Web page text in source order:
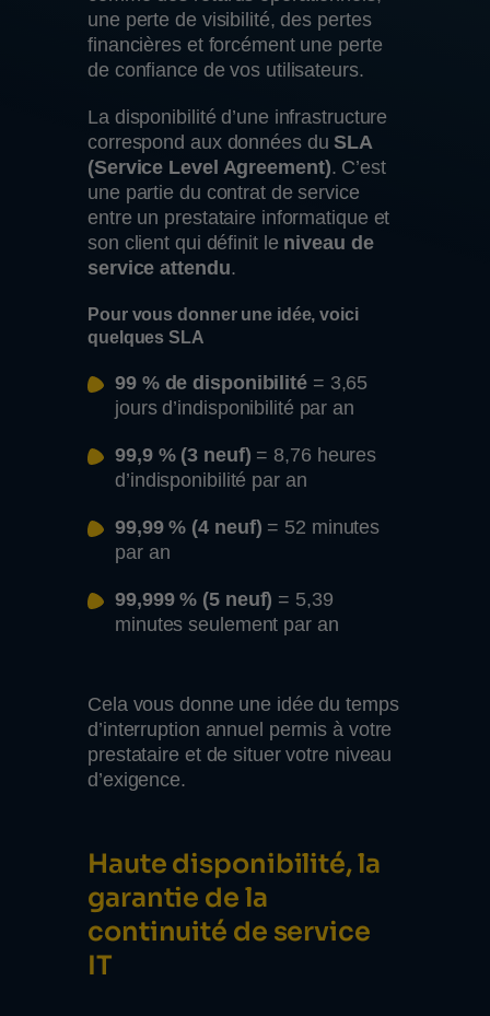
une perte de visibilité, des pertes
financières et forcément une perte
de confiance de vos utilisateurs.
La disponibilité d’une infrastructure
correspond aux données duSLA
(Service Level Agreement). C’est
une partie du contrat de service
entre un prestataire informatique et
son client qui définit le niveau de
service attendu.
Pour vous donner une idée, voici
quelques SLA
99 % de disponibilité= 3,65
jours d’indisponibilité par an
99,9 % (3 neuf) = 8,76 heures
d’indisponibilité par an
99,99 % (4 neuf) = 52 minutes
par an
99,999 % (5 neuf) = 5,39
minutes seulement par an
Cela vous donne une idée du temps
d’interruption annuel permis à votre
prestataire et de situer votre niveau
d’exigence.
Haute disponibilité, la
garantie de la
continuité de service
IT